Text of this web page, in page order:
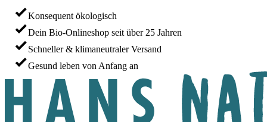
Konsequent ökologisch
Dein Bio-Onlineshop seit über 25 Jahren
Schneller & klimaneutraler Versand
Gesund leben von Anfang an